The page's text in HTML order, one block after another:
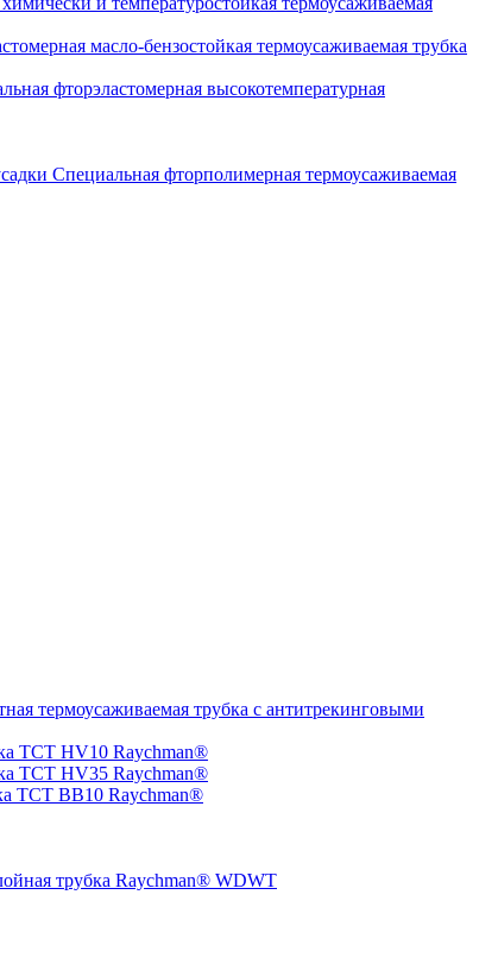
масло-бензостойкая термоусаживаемая трубка
фторэластомерная высокотемпературная
Специальная фторполимерная термоусаживаемая
термоусаживаемая трубка с антитрекинговыми
TCT HV10 Raychman®
TCT HV35 Raychman®
TCT BB10 Raychman®
трубка Raychman® WDWT